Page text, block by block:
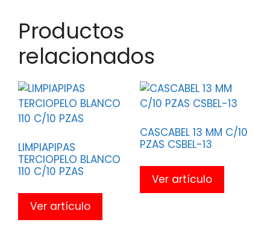
Productos
relacionados
LIMPIAPIPAS
TERCIOPELO BLANCO
110 C/10 PZAS
Ver artículo
CASCABEL 13 MM C/10
PZAS CSBEL-13
Ver artículo